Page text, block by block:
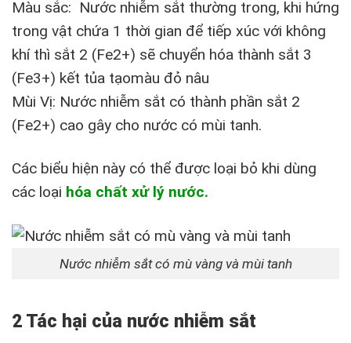
Màu sắc: Nước nhiễm sắt thường trong, khi hứng
trong vật chứa 1 thời gian để tiếp xúc với không
khí thì sắt 2 (Fe2+) sẽ chuyển hóa thành sắt 3
(Fe3+) kết tủa tạomàu đỏ nâu
Mùi Vị: Nước nhiễm sắt có thành phần sắt 2
(Fe2+) cao gây cho nước có mùi tanh.
Các biểu hiện này có thể được loại bỏ khi dùng
các loại hóa chất xử lý nước.
Nước nhiễm sắt có mù vàng và mùi tanh
2 Tác hại của nước nhiễm sắt